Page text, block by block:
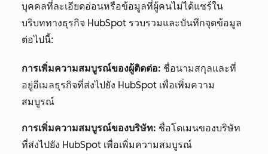
บุคคลที่ละเอียดอ่อนหรือข้อมูลที่ผู้คนไม่ได้แชร์ใน
บริบททางธุรกิจ HubSpot รวบรวมและบันทึกจุดข้อมูล
ต่อไปนี้:
การเพิ่มความสมบูรณ์ของผู้ติดต่อ: ชื่อนามสกุลและที่
อยู่อีเมลธุรกิจที่ส่งไปยัง HubSpot เพื่อเพิ่มความ
สมบูรณ์
การเพิ่มความสมบูรณ์ของบริษัท: ชื่อโดเมนของบริษัท
ที่ส่งไปยัง HubSpot เพื่อเพิ่มความสมบูรณ์